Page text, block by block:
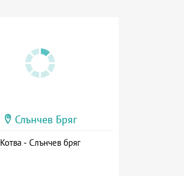
Слънчев Бряг
Котва - Слънчев бряг